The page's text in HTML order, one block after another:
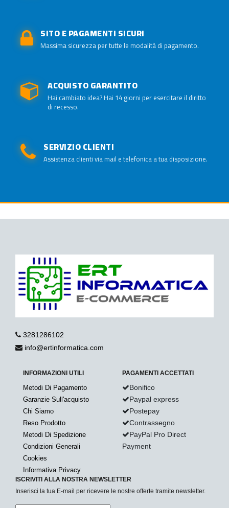
SITO E PAGAMENTI SICURI
Massima sicurezza per tutte le modalità di pagamento.
ACQUISTO GARANTITO
Hai cambiato idea? Hai 14 giorni per esercitare il diritto
di recesso.
SERVIZIO CLIENTI
Assistenza clienti via mail e telefonica a tua disposizione.
3281286102
info@ertinformatica.com
INFORMAZIONI UTILI
Metodi Di Pagamento
Garanzie Sull'acquisto
Chi Siamo
Reso Prodotto
Metodi Di Spedizione
Condizioni Generali
Cookies
Informativa Privacy
PAGAMENTI ACCETTATI
Bonifico
Paypal express
Postepay
Contrassegno
PayPal Pro Direct
Payment
ISCRIVITI ALLA NOSTRA NEWSLETTER
Inserisci la tua E-mail per ricevere le nostre offerte tramite newsletter.